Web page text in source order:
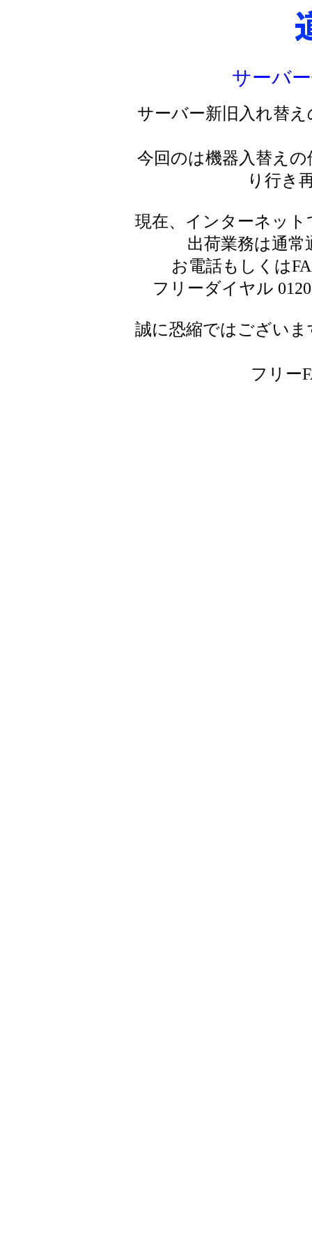
サーバ
サーバー新旧入れ替
今回のは機器入替え
り行き
現在、インターネッ
出荷業務は通
お電話もしくは
フリーダイヤル
誠に恐縮ではござい
フリー